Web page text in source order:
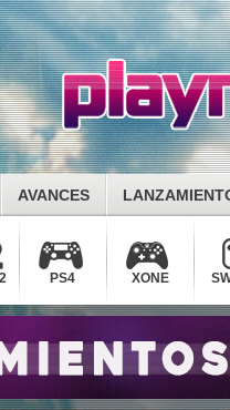
AVANCES
PS4 XONE